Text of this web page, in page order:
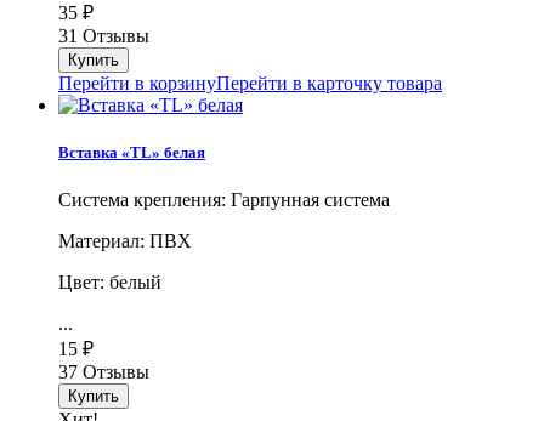
35 ₽
31 Отзывы
Перейти в корзинуПерейти в карточку товара
Вставка «TL» белая
Система крепления: Гарпунная система
Материал: ПВХ
Цвет: белый
...
15 ₽
37 Отзывы